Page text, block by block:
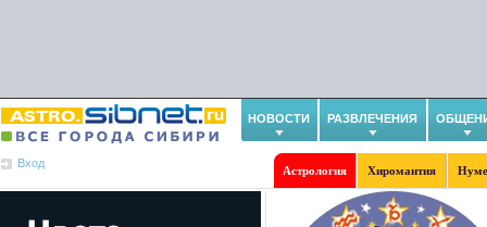
НОВОСТИ РАЗВЛЕЧЕНИЯ
Вход
Астрология Хиромантия